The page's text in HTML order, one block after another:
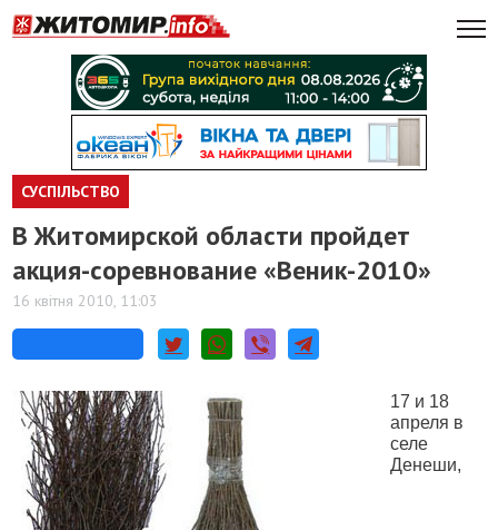
СУСПІЛЬСТВО
В Житомирской области пройдет
акция-соревнование «Веник-2010»
16 квітня 2010, 11:03
17 и 18
апреля в
селе
Денеши,